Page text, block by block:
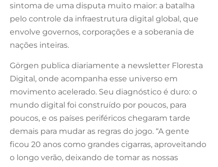
sintoma de uma disputa muito maior: a batalha
pelo controle da infraestrutura digital global, que
envolve governos, corporações e a soberania de
nações inteiras.
Görgen publica diariamente a newsletter Floresta
Digital, onde acompanha esse universo em
movimento acelerado. Seu diagnóstico é duro: o
mundo digital foi construído por poucos, para
poucos, e os países periféricos chegaram tarde
demais para mudar as regras do jogo. “A gente
ficou 20 anos como grandes cigarras, aproveitando
o longo verão, deixando de tomar as nossas